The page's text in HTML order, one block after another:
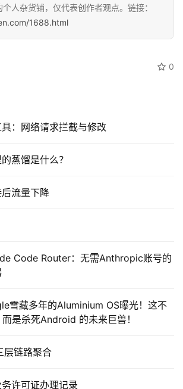
人杂货铺，仅代表创作者观点。链接：
1688.html
0
：网络请求拦截与修改
蒸馏是什么？
流量下降
Code Router：无需Anthropic账号的
雪藏多年的Aluminium OS曝光！这不
是杀死Android 的未来巨兽！
层链路聚合
许可证办理记录